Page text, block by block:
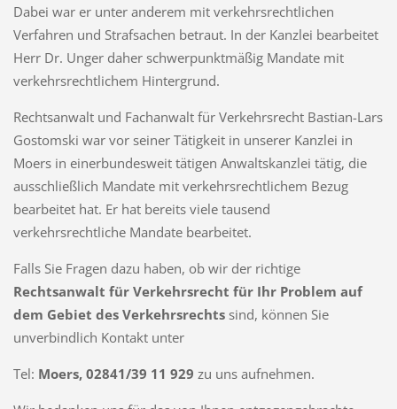
Dabei war er unter anderem mit verkehrsrechtlichen
Verfahren und Strafsachen betraut. In der Kanzlei bearbeitet
Herr Dr. Unger daher schwerpunktmäßig Mandate mit
verkehrsrechtlichem Hintergrund.
Rechtsanwalt und Fachanwalt für Verkehrsrecht Bastian-Lars
Gostomski war vor seiner Tätigkeit in unserer Kanzlei in
Moers in einerbundesweit tätigen Anwaltskanzlei tätig, die
ausschließlich Mandate mit verkehrsrechtlichem Bezug
bearbeitet hat. Er hat bereits viele tausend
verkehrsrechtliche Mandate bearbeitet.
FallsSie Fragen dazu haben, ob wir der richtige
Rechtsanwalt für Verkehrsrecht für Ihr Problem auf
dem Gebiet des Verkehrsrechtssind, können Sie
unverbindlich Kontakt unter
Tel: Moers, 02841/39 11 929 zu uns aufnehmen.